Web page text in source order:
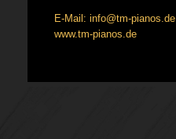
E-Mail: info@tm-pianos.de
www.tm-pianos.de